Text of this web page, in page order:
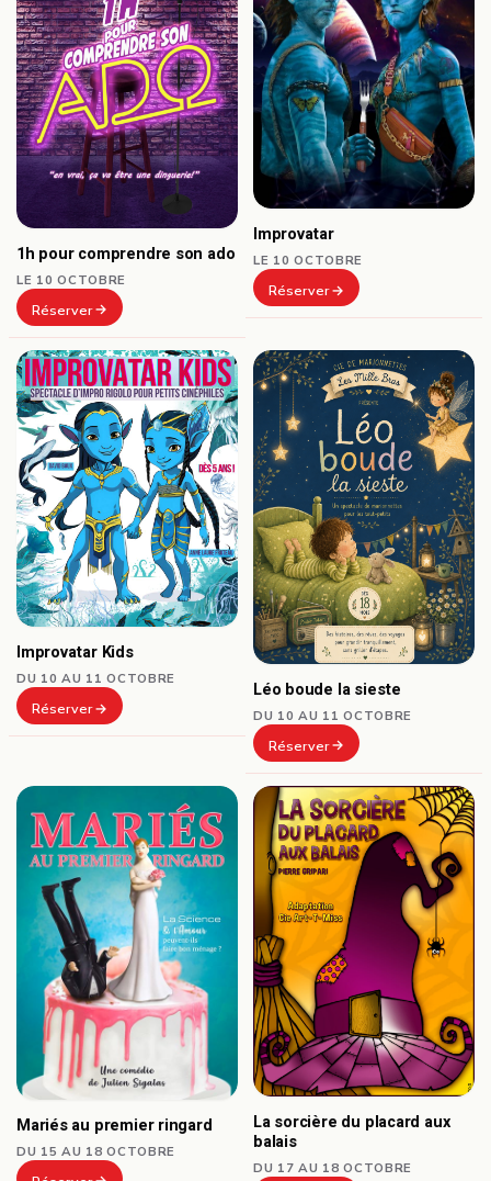
1h pour comprendre son ado
LE 10 OCTOBRE
Réserver
Improvatar
LE 10 OCTOBRE
Réserver
Improvatar Kids
DU 10 AU 11 OCTOBRE
Réserver
Léo boude la sieste
DU 10 AU 11 OCTOBRE
Réserver
Mariés au premier ringard
DU 15 AU 18 OCTOBRE
La sorcière du placard aux
balais
DU 17 AU 18 OCTOBRE